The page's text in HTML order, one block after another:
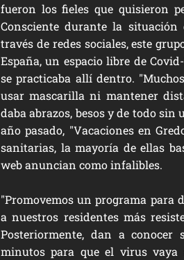
fueron los fieles que quisieron
Consciente durante la
través de redes sociales, este
España, un espacio libre de
se practicaba allí dentro.
usar mascarilla ni mantener
daba abrazos, besos y de todo sin
año pasado, "Vacaciones en
sanitarias, la mayoría de ellas
web anuncian como infalibles.
"Promovemos unprograma para
a nuestros residentes más
Posteriormente, dan a conocer
minutos para que el virus